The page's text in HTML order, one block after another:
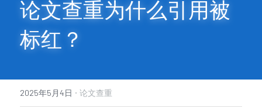
免费福利
论文查重为什么引用被
标红？
2025年5月4日 · 论文查重